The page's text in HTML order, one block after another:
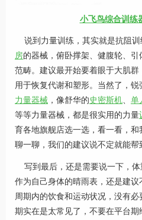
小飞鸟综合训练
说到力量训练，其实就是抗阻训
房的器械，俯卧撑架、健腹轮、
范畴。建议最开始要着眼于大肌
用于恢复代谢和塑形。当然了，
力量器械 ，像舒华的史密斯机、 单
等等力量器械，都是很实用的力量
育各地旗舰店选一选，看一看，
聊一聊，我们的建议说不定就能帮
写到最后，还是需要说一下，体
作为自己身体的晴雨表，还是建
周期内的饮食和运动状况，没有
期实在是太常见了，不要在平台期